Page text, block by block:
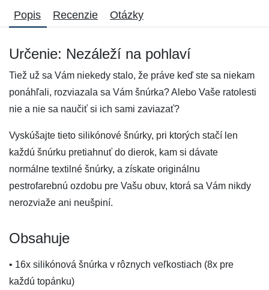
Popis Recenzie Otázky
Určenie: Nezáleží na pohlaví
Tiež už sa Vám niekedy stalo, že práve keď ste sa niekam
ponáhľali, rozviazala sa Vám šnúrka? Alebo Vaše ratolesti
nie a nie sa naučiť si ich sami zaviazať?
Vyskúšajte tieto silikónové šnúrky, pri ktorých stačí len
každú šnúrku pretiahnuť do dierok, kam si dávate
normálne textilné šnúrky, a získate originálnu
pestrofarebnú ozdobu pre Vašu obuv, ktorá sa Vám nikdy
nerozviaže ani neušpiní.
Obsahuje
• 16x silikónová šnúrka v rôznych veľkostiach (8x pre
každú topánku)